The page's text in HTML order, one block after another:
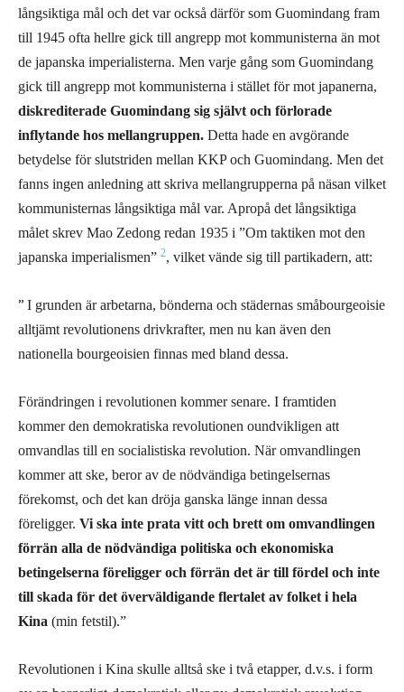
långsiktiga mål och det var också därför som Guomindang fram
till 1945 ofta hellre gick till angrepp mot kommunisterna än mot
de japanska imperialisterna. Men varje gång som Guomindang
gick till angrepp mot kommunisterna i stället för mot japanerna,
diskrediterade Guomindang sig självt och förlorade
inflytande hos mellangruppen. Detta hade en avgörande
betydelse för slutstriden mellan KKP och Guomindang. Men det
fanns ingen anledning att skriva mellangrupperna på näsan vilket
kommunisternas långsiktiga mål var. Apropå det långsiktiga
målet skrev Mao Zedong redan 1935 i ”Om taktiken mot den
japanska imperialismen” 2, vilket vände sig till partikadern, att:
” I grunden är arbetarna, bönderna och städernas småbourgeoisie
alltjämt revolutionens drivkrafter, men nu kan även den
nationella bourgeoisien finnas med bland dessa.
Förändringen i revolutionen kommer senare. I framtiden
kommer den demokratiska revolutionen oundvikligen att
omvandlas till en socialistiska revolution. När omvandlingen
kommer att ske, beror av de nödvändiga betingelsernas
förekomst, och det kan dröja ganska länge innan dessa
föreligger. Vi ska inte prata vitt och brett om omvandlingen
förrän alla de nödvändiga politiska och ekonomiska
betingelserna föreligger och förrän det är till fördel och inte
till skada för det överväldigande flertalet av folket i hela
Kina (min fetstil).”
Revolutionen i Kina skulle alltså ske i två etapper, d.v.s. i form